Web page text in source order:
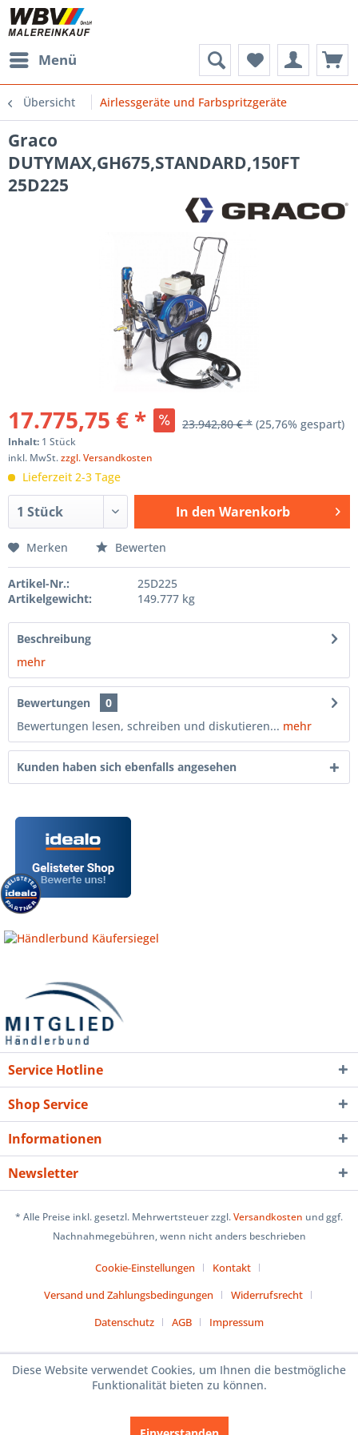
Menü
Übersicht Airlessgeräte und Farbspritzgeräte
Graco
DUTYMAX,GH675,STANDARD,150FT
25D225
17.775,75 € * 23.942,80 € * (25,76% gespart)
Inhalt: 1 Stück
inkl. MwSt.zzgl. Versandkosten
Lieferzeit 2-3 Tage
In den Warenkorb
Merken Bewerten
Artikel-Nr.:
25D225
Artikelgewicht:
149.777 kg
Beschreibung
mehr
Bewertungen
0
Bewertungen lesen, schreiben und diskutieren... mehr
Kunden haben sich ebenfalls angesehen
Service Hotline
Shop Service
Informationen
Newsletter
* Alle Preise inkl. gesetzl. Mehrwertsteuer zzgl.Versandkosten und ggf.
Nachnahmegebühren, wenn nicht anders beschrieben
Cookie-Einstellungen
Kontakt
Versand und Zahlungsbedingungen
Widerrufsrecht
Datenschutz
AGB Impressum
Diese Website verwendet Cookies, um Ihnen die bestmögliche
Funktionalität bieten zu können.